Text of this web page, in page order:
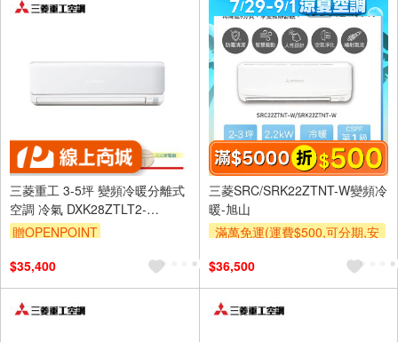
三菱重工 3-5坪 變頻冷暖分離式
空調 冷氣 DXK28ZTLT2-
W/DXC28ZTLT2-W
贈OPENPOINT
$35,400
三菱SRC/SRK22ZTNT-W變頻冷
暖-旭山
滿萬免運(運費$500,可分期,安
及使用6期以上分期0利率,需付
基本安裝運費)
滿額折$500
$36,500